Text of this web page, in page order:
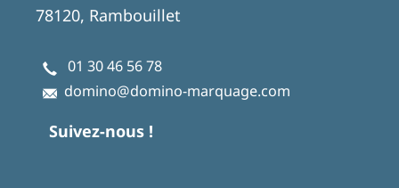
78120, Rambouillet
01 30 46 56 78
domino@domino-marquage.com
Suivez-nous !